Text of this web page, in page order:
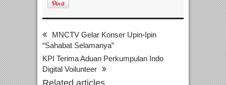
MNCTV Gelar Konser Upin-Ipin
“Sahabat Selamanya”
KPI Terima Aduan Perkumpulan Indo
Digital Voilunteer
Related articles